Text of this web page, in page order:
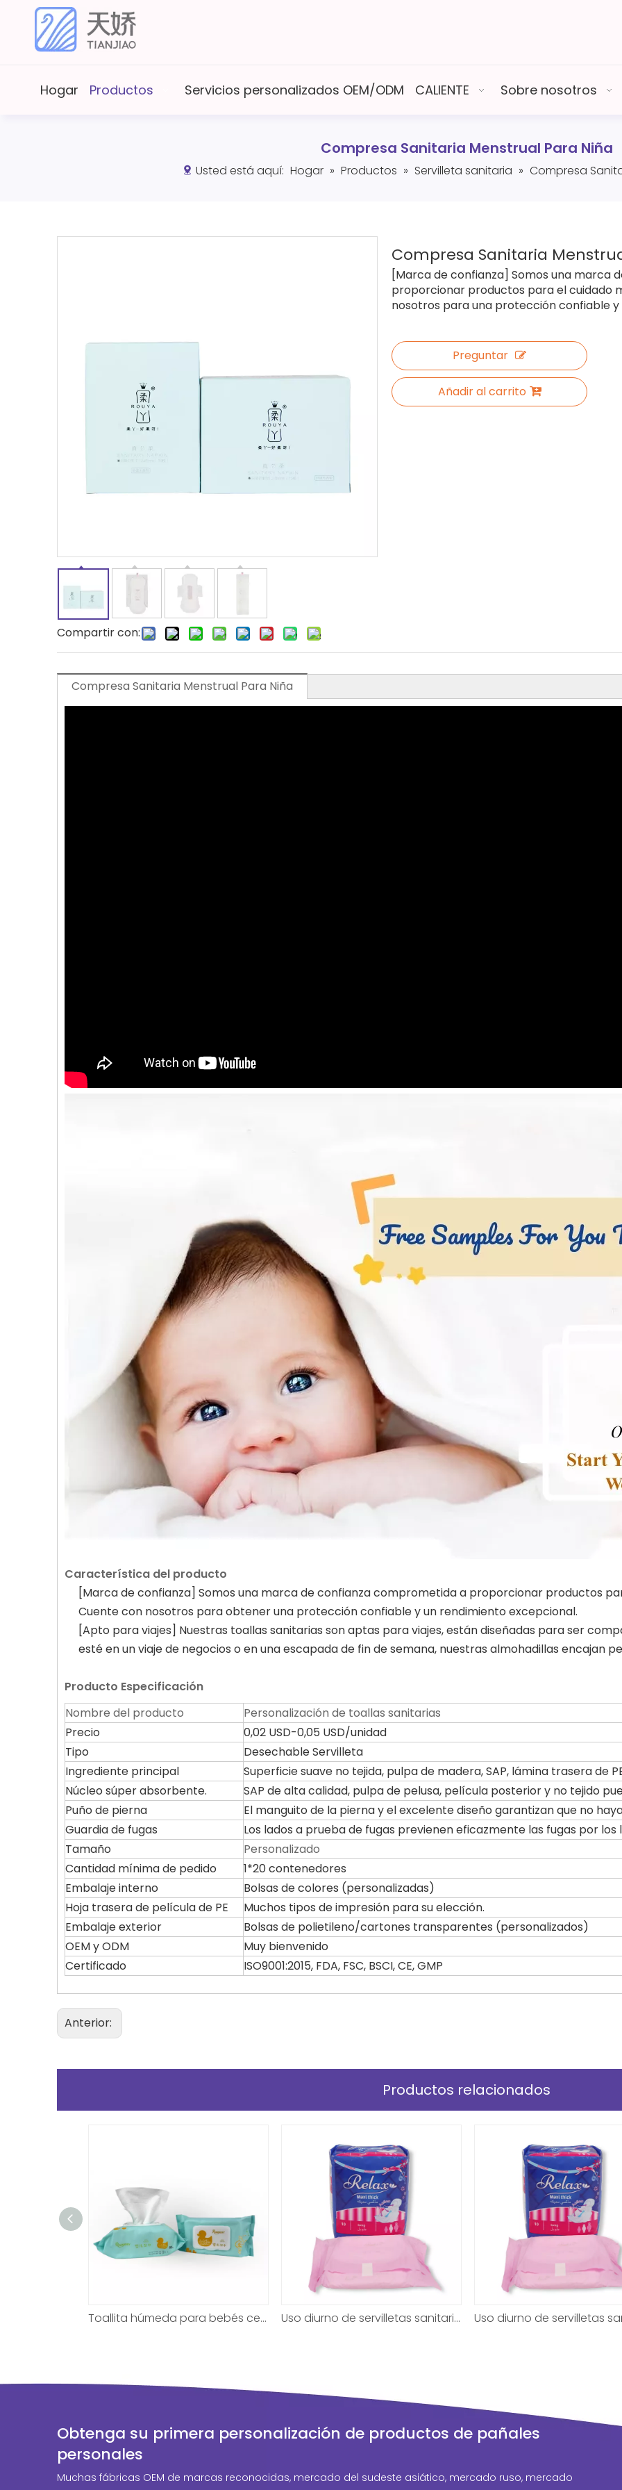
Hogar Productos Servicios personalizados OEM/ODM CALIENTE Sobre nosotros
Compresa Sanitaria Menstrual Para Niña
Usted está aquí: Hogar » Productos » Servilleta sanitaria » Compresa
Compartir con:
Compresa Sanitaria
[Marca de confianza] Somos una marca
proporcionar productos para el cuidado
nosotros para una protección confiable
Preguntar
Añadir al carrito
Compresa Sanitaria Menstrual Para Niña
Característica del producto
[Marca de confianza] Somos una marca de confianza comprometida a proporcionar productos
Cuente con nosotros para obtener una protección confiable y un rendimiento excepcional.
[Apto para viajes] Nuestras toallas sanitarias son aptas para viajes, están diseñadas para ser
esté en un viaje de negocios o en una escapada de fin de semana, nuestras almohadillas encajan
Producto Especificación
Nombre del producto
Personalización de toallas sanitarias
Precio
0,02 USD-0,05 USD/unidad
Tipo
DesechableServilleta
Ingrediente principal
Superficie suave no tejida, pulpa de madera, SAP, lámina trasera de
Núcleo súper absorbente.
SAP de alta calidad, pulpa de pelusa, película posterior y no tejido
Puño de pierna
El manguito de la pierna y el excelente diseño garantizan que no
Guardia de fugas
Los lados a prueba de fugas previenen eficazmente las fugas por los
Tamaño
Personalizado
Cantidad mínima de pedido
1*20 contenedores
Embalaje interno
Bolsas de colores (personalizadas)
Hoja trasera de película de PE
Muchos tipos de impresión para su elección.
Embalaje exterior
Bolsas de polietileno/cartones transparentes (personalizados)
OEM y ODM
Muy bienvenido
Certificado
ISO9001:2015, FDA, FSC, BSCI, CE, GMP
Anterior:
Productos relacionados
Toallita húmeda para bebés certificada de alta calidad para eliminar la suciedad Uso diurno de servilletas sanitarias certificadas personalizadas OEM ODM
Obtenga su primera personalización de productos de pañales
personales
Muchas fábricas OEM de marcas reconocidas, mercado del sudeste asiático, mercado ruso, mercado